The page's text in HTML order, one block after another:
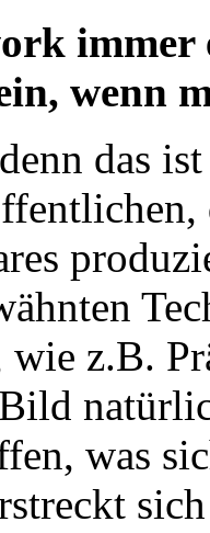
immer
wenn
das
z.B.
was